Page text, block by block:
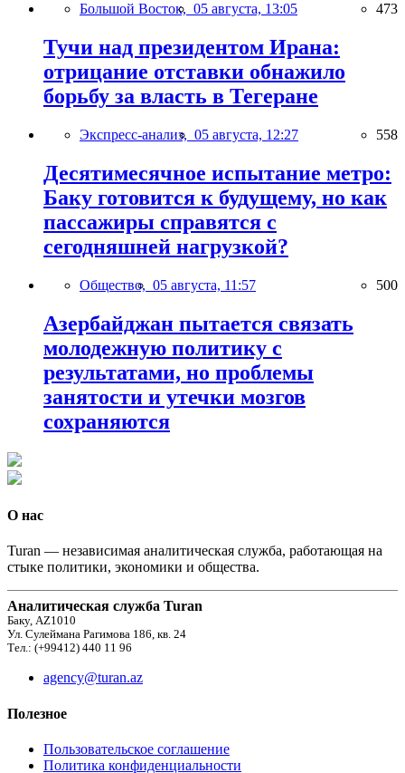
Большой Восток, 05 августа, 13:05 473
Тучи над президентом Ирана:
отрицание отставки обнажило
борьбу за власть в Тегеране
Экспресс-анализ, 05 августа, 12:27 558
Десятимесячное испытание метро:
Баку готовится к будущему, но как
пассажиры справятся с
сегодняшней нагрузкой?
Общество, 05 августа, 11:57 500
Азербайджан пытается связать
молодежную политику с
результатами, но проблемы
занятости и утечки мозгов
сохраняются
О нас
Turan — независимая аналитическая служба, работающая на
стыке политики, экономики и общества.
Аналитическая служба Turan
Баку, AZ1010
Ул. Сулеймана Рагимова 186, кв. 24
Тел.: (+99412) 440 11 96
agency@turan.az
Полезное
Пользовательское соглашение
Политика конфиденциальности